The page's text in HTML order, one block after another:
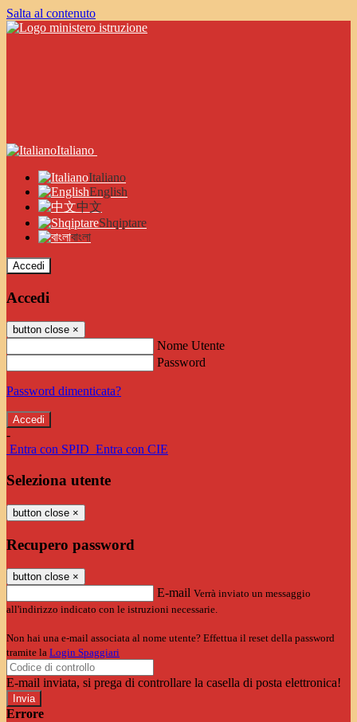
Salta al contenuto
Italiano
Italiano
English
中文
Shqiptare
বাংলা
Accedi
Accedi
button close ×
Nome Utente
Password
Password dimenticata?
-
Entra con SPID Entra con CIE
Seleziona utente
button close ×
Recupero password
button close ×
E-mail Verrà inviato un messaggio
all'indirizzo indicato con le istruzioni necessarie.
Non hai una e-mail associata al nome utente? Effettua il reset della password
tramite la Login Spaggiari
E-mail inviata, si prega di controllare la casella di posta elettronica!
Errore